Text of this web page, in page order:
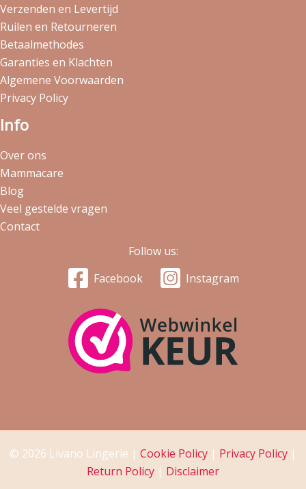
Verzenden en Levertijd
Ruilen en Retourneren
Betaalmethodes
Garanties en Klachten
Algemene Voorwaarden
Privacy Policy
Info
Over ons
Mammacare
Blog
Veel gestelde vragen
Contact
Follow us:
Facebook
Instagram
© 2026 Livano Lingerie | Cookie Policy | Privacy Policy |
Return Policy | Disclaimer